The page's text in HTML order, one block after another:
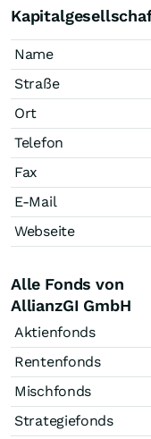
Name
Straße
Ort
Telefon
Fax
E-Mail
Webseite
Alle Fonds von
AllianzGI GmbH
Aktienfonds
Rentenfonds
Mischfonds
Strategiefonds